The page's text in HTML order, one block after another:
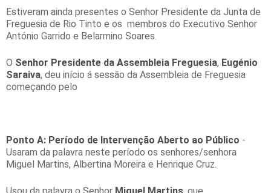
Estiveram ainda presentes o Senhor Presidente da Junta de
Freguesia de Rio Tinto e os membros do Executivo Senhor
António Garrido e Belarmino Soares.
O Senhor Presidente da Assembleia Freguesia, Eugénio
Saraiva, deu início á sessão da Assembleia de Freguesia
começando pelo
Ponto A: Período de Intervenção Aberto ao Público -
Usaram da palavra neste período os senhores/senhora
Miguel Martins, Albertina Moreira e Henrique Cruz.